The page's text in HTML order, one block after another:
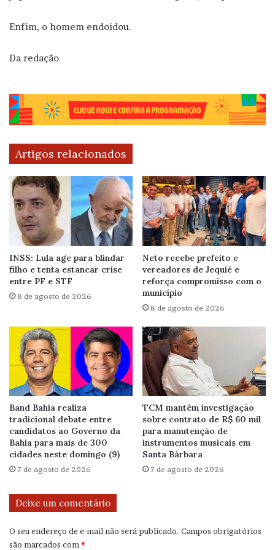
Enfim, o homem endoidou.
Da redação
Artigos relacionados
INSS: Lula age para blindar
filho e tenta estancar crise
entre PF e STF
8 de agosto de 2026
Neto recebe prefeito e
vereadores de Jequié e
reforça compromisso com o
município
8 de agosto de 2026
Band Bahia realiza
tradicional debate entre
candidatos ao Governo da
Bahia para mais de 300
cidades neste domingo (9)
7 de agosto de 2026
TCM mantém investigação
sobre contrato de R$ 60 mil
para manutenção de
instrumentos musicais em
Santa Bárbara
7 de agosto de 2026
Deixe um comentário
O seu endereço de e-mail não será publicado. Campos obrigatórios
são marcados com*